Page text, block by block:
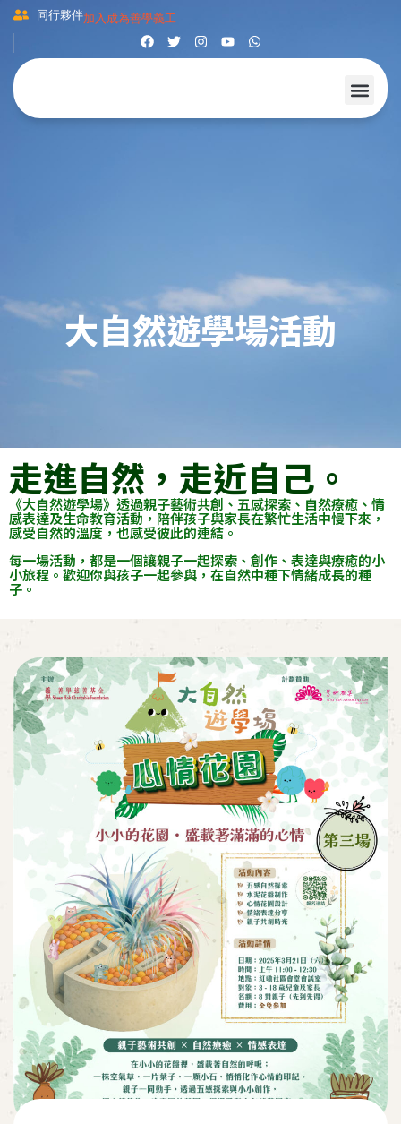
同行夥伴加入成為善學義工
大自然遊學場活動
走進自然，走近自己。
《大自然遊學場》透過親子藝術共創、五感探索、自然療癒、情
感表達及生命教育活動，陪伴孩子與家長在繁忙生活中慢下來，
感受自然的溫度，也感受彼此的連結。
每一場活動，都是一個讓親子一起探索、創作、表達與療癒的小
小旅程。歡迎你與孩子一起參與，在自然中種下情緒成長的種
子。